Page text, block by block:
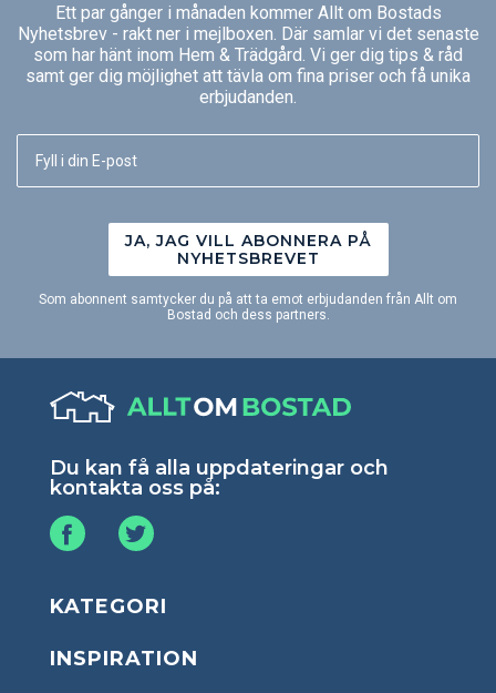
Ett par gånger i månaden kommer Allt om Bostads
Nyhetsbrev - rakt ner i mejlboxen. Där samlar vi det senaste
som har hänt inom Hem & Trädgård. Vi ger dig tips & råd
samt ger dig möjlighet att tävla om fina priser och få unika
erbjudanden.
JA, JAG VILL ABONNERA PÅ
NYHETSBREVET
Som abonnent samtycker du på att ta emot erbjudanden från Allt om
Bostad och dess partners.
Du kan få alla uppdateringar och
kontakta oss på:
KATEGORI
INSPIRATION